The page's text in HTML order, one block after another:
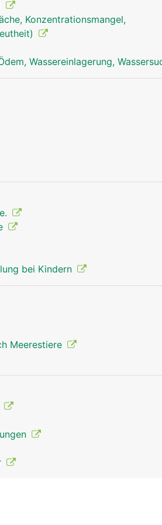
Konzentrationsmangel,
Wassereinlagerung,
bei Kindern
Meerestiere